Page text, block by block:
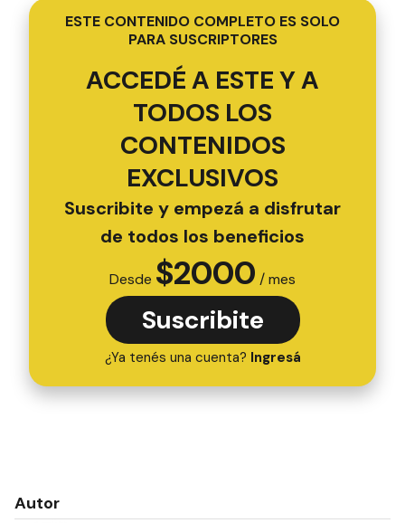
ESTE CONTENIDO COMPLETO ES SOLO
PARA SUSCRIPTORES
ACCEDÉ A ESTE Y A
TODOS LOS
CONTENIDOS
EXCLUSIVOS
Suscribite y empezá a disfrutar
de todos los beneficios
Desde $2000 / mes
Suscribite
¿Ya tenés una cuenta? Ingresá
Autor